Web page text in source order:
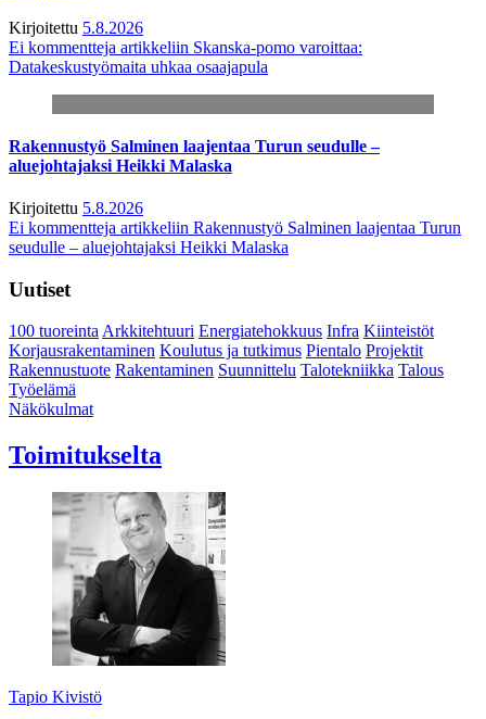
Kirjoitettu 5.8.2026
Ei kommentteja artikkeliin Skanska-pomo varoittaa:
Datakeskustyömaita uhkaa osaajapula
Rakennustyö Salminen laajentaa Turun seudulle –
aluejohtajaksi Heikki Malaska
Kirjoitettu 5.8.2026
Ei kommentteja artikkeliin Rakennustyö Salminen laajentaa Turun
seudulle – aluejohtajaksi Heikki Malaska
Uutiset
100 tuoreintaArkkitehtuuri Energiatehokkuus Infra Kiinteistöt
Korjausrakentaminen Koulutus ja tutkimus Pientalo Projektit
Rakennustuote Rakentaminen Suunnittelu Talotekniikka Talous
Työelämä
Näkökulmat
Toimitukselta
Tapio Kivistö